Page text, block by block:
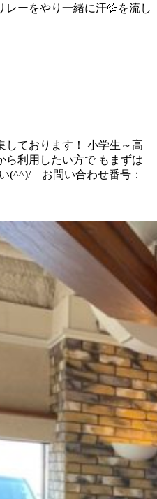
レーをやり一緒に汗💦を流し
しております！ 小学生～高
ら利用したい方で もまずは
(^^)/ お問い合わせ番号：